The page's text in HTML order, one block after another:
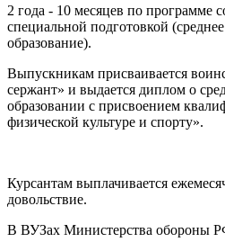
2 года - 10 месяцев по программе
специальной подготовкой
образование).
Выпускникам присваивается
сержант» и выдается диплом о
образовании с присвоением
физической культуре и спорту».
Курсантам выплачивается
довольствие.
В ВУЗах Министерства обороны